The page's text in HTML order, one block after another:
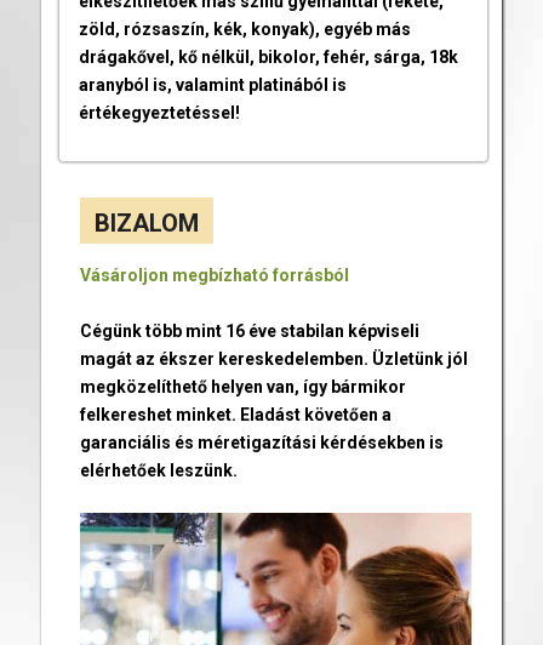
zöld, rózsaszín, kék, konyak), egyéb más
drágakővel, kő nélkül, bikolor, fehér, sárga, 18k
aranyból is, valamint platinából is
értékegyeztetéssel!
BIZALOM
Vásároljon megbízható forrásból
Cégünk több mint 16 éve stabilan képviseli
magát az ékszer kereskedelemben. Üzletünk jól
megközelíthető helyen van, így bármikor
felkereshet minket. Eladást követően a
garanciális és méretigazítási kérdésekben is
elérhetőek leszünk.